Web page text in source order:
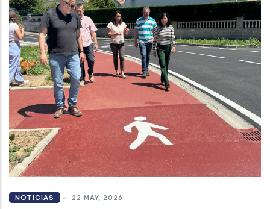
NOTICIAS - 22 MAY, 2026